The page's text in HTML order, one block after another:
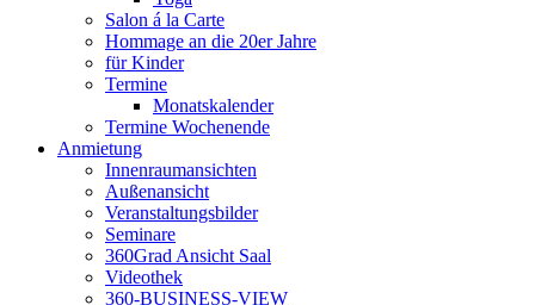
Salon á la Carte
Hommage an die 20er Jahre
für Kinder
Termine
Monatskalender
Termine Wochenende
Anmietung
Innenraumansichten
Außenansicht
Veranstaltungsbilder
Seminare
360Grad Ansicht Saal
Videothek
360-BUSINESS-VIEW